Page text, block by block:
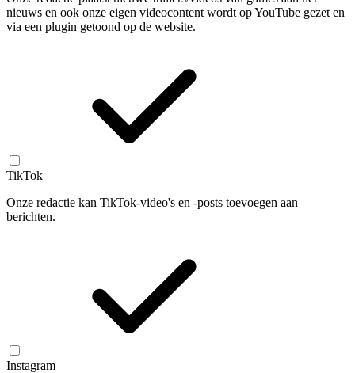
nieuws en ook onze eigen videocontent wordt op YouTube gezet en
via een plugin getoond op de website.
TikTok
Onze redactie kan TikTok-video's en -posts toevoegen aan
berichten.
Instagram